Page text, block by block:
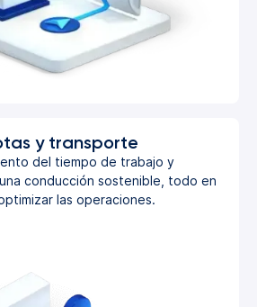
y transporte
del tiempo de trabajo y
conducción sostenible, todo en
las operaciones.